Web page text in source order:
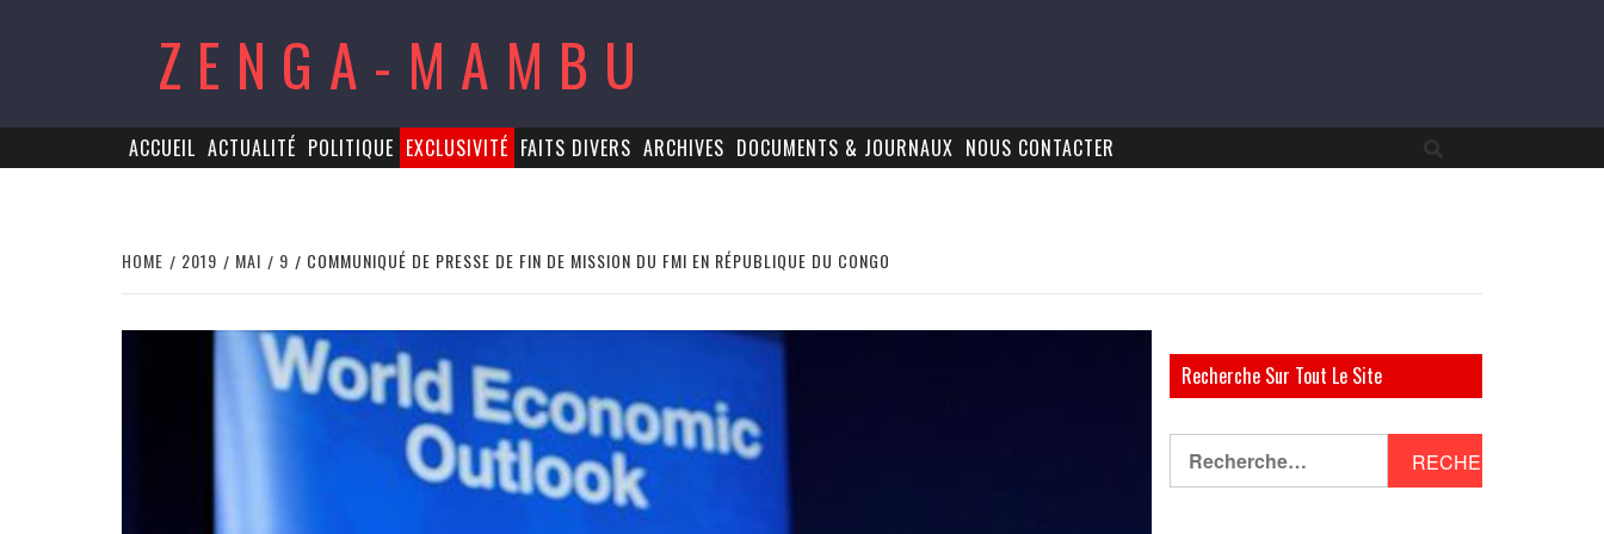
ZENGA-MAMBU
ACCUEIL ACTUALITÉ POLITIQUE EXCLUSIVITÉ FAITS DIVERS ARCHIVES DOCUMENTS & JOURNAUX NOUS CONTACTER
HOME 2019 MAI 9 COMMUNIQUÉ DE PRESSE DE FIN DE MISSION DU FMI EN RÉPUBLIQUE DU CONGO
Recherche Sur Tout Le Site